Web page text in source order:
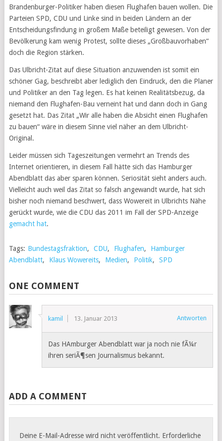
Brandenburger-Politiker haben diesen Flughafen bauen wollen. Die
Parteien SPD, CDU und Linke sind in beiden Ländern an der
Entscheidungsfindung in großem Maße beteiligt gewesen. Von der
Bevölkerung kam wenig Protest, sollte dieses „Großbauvorhaben“
doch die Region stärken.
Das Ulbricht-Zitat auf diese Situation anzuwenden ist somit ein
schöner Gag, beschreibt aber lediglich den Eindruck, den die Planer
und Politiker an den Tag legen. Es hat keinen Realitätsbezug, da
niemand den Flughafen-Bau verneint hat und dann doch in Gang
gesetzt hat. Das Zitat „Wir alle haben die Absicht einen Flughafen
zu bauen“ wäre in diesem Sinne viel näher an dem Ulbricht-
Original.
Leider müssen sich Tageszeitungen vermehrt an Trends des
Internet orientieren, in diesem Fall hätte sich das Hamburger
Abendblatt das aber sparen können. Seriosität sieht anders auch.
Vielleicht auch weil das Zitat so falsch angewandt wurde, hat sich
bisher noch niemand beschwert, dass Wowereit in Ulbrichts Nähe
gerückt wurde, wie die CDU das 2011 im Fall der SPD-Anzeige
gemacht hat.
Tags: Bundestagsfraktion, CDU, Flughafen,
Hamburger
Abendblatt, Klaus Wowereits, Medien, Politik, SPD
ONE COMMENT
kamil 13. Januar 2013 Antworten
Das HAmburger Abendblatt war ja noch nie fÃ¼r
ihren seriÃ¶sen Journalismus bekannt.
ADD A COMMENT
Deine E-Mail-Adresse wird nicht veröffentlicht. Erforderliche